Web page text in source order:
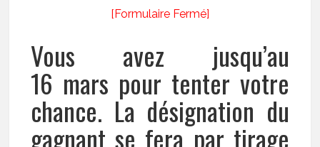
[Formulaire Fermé]
Vous avez jusqu’au
16 mars pour tenter votre
chance. La désignation du
gagnant se fera par tirage